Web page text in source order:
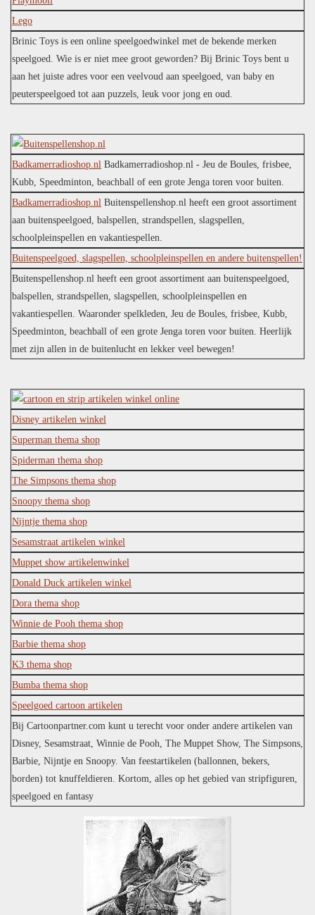
Lego
Brinic Toys is een online speelgoedwinkel met de bekende merken
speelgoed. Wie is er niet mee groot geworden? Bij Brinic Toys bent u
aan het juiste adres voor een veelvoud aan speelgoed, van baby en
peuterspeelgoed tot aan puzzels, leuk voor jong en oud.
Badkamerradioshop.nl Badkamerradioshop.nl - Jeu de Boules, frisbee,
Kubb, Speedminton, beachball of een grote Jenga toren voor buiten.
Badkamerradioshop.nl Buitenspellenshop.nl heeft een groot assortiment
aan buitenspeelgoed, balspellen, strandspellen, slagspellen,
schoolpleinspellen en vakantiespellen.
Buitenspeelgoed, slagspellen, schoolpleinspellen en andere buitenspellen!
Buitenspellenshop.nl heeft een groot assortiment aan buitenspeelgoed,
balspellen, strandspellen, slagspellen, schoolpleinspellen en
vakantiespellen. Waaronder spelkleden, Jeu de Boules, frisbee, Kubb,
Speedminton, beachball of een grote Jenga toren voor buiten. Heerlijk
met zijn allen in de buitenlucht en lekker veel bewegen!
Disney artikelen winkel
Superman thema shop
Spiderman thema shop
The Simpsons thema shop
Snoopy thema shop
Nijntje thema shop
Sesamstraat artikelen winkel
Muppet show artikelenwinkel
Donald Duck artikelen winkel
Dora thema shop
Winnie de Pooh thema shop
Barbie thema shop
K3 thema shop
Bumba thema shop
Speelgoed cartoon artikelen
Bij Cartoonpartner.com kunt u terecht voor onder andere artikelen van
Disney, Sesamstraat, Winnie de Pooh, The Muppet Show, The Simpsons,
Barbie, Nijntje en Snoopy. Van feestartikelen (ballonnen, bekers,
borden) tot knuffeldieren. Kortom, alles op het gebied van stripfiguren,
speelgoed en fantasy